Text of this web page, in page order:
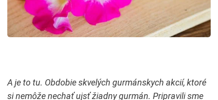
A je to tu. Obdobie skvelých gurmánskych akcií, ktoré
si nemôže nechať ujsť žiadny gurmán. Pripravili sme